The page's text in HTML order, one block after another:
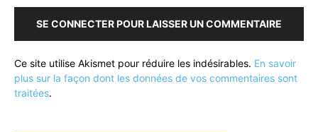
SE CONNECTER POUR LAISSER UN COMMENTAIRE
Ce site utilise Akismet pour réduire les indésirables. En savoir
plus sur la façon dont les données de vos commentaires sont
traitées.